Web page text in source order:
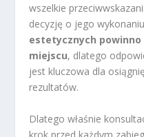
wszelkie
decyzję o jego
estetycznych powinno
miejscu, dlatego
jest kluczowa dla
rezultatów.
Dlatego właśnie